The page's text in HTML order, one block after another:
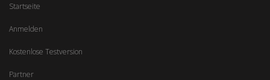
Startseite
Anmelden
Kostenlose Testversion
Partner